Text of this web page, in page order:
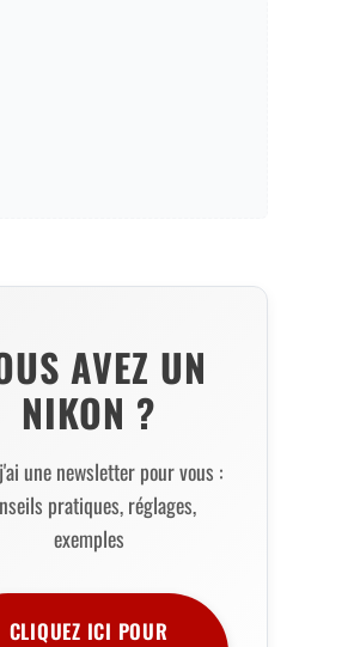
AVEZ UN
NIKON ?
une newsletter pour vous :
pratiques, réglages,
exemples
CLIQUEZ ICI POUR